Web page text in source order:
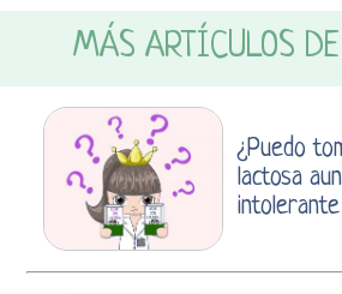
MÁS ARTÍCULOS
¿Puedo
lactosa